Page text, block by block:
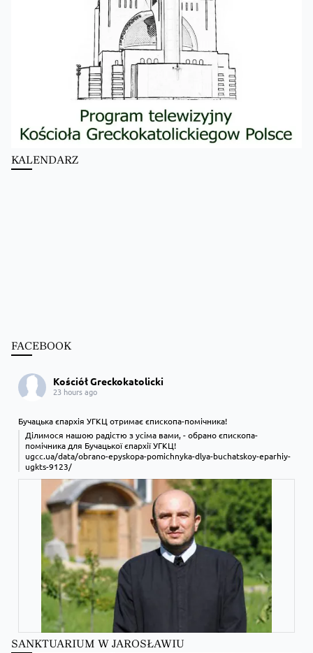
KALENDARZ
FACEBOOK
Kościół Greckokatolicki
23 hours ago
Бучацька єпархія УГКЦ отримає єпископа-помічника!
Ділимося нашою радістю з усіма вами, - обрано єпископа-
помічника для Бучацької єпархії УГКЦ!
ugcc.ua/data/obrano-epyskopa-pomichnyka-dlya-buchatskoy-eparhiy-
ugkts-9123/
Zobacz na Facebooku
SANKTUARIUM W JAROSŁAWIU